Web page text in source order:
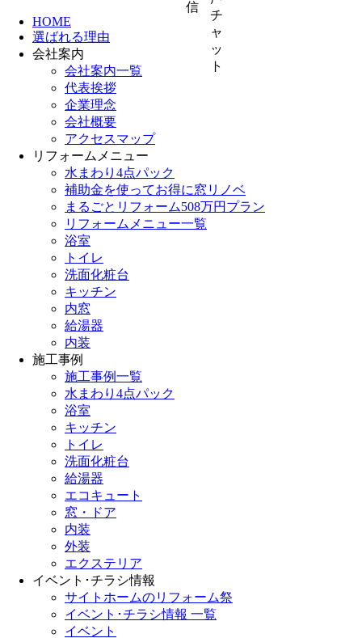
HOME
選ばれる理由
会社案内
会社案内一覧
代表挨拶
企業理念
会社概要
アクセスマップ
リフォームメニュー
水まわり4点パック
補助金を使ってお得に窓リノベ
まるごとリフォーム508万円プラン
リフォームメニュー一覧
浴室
トイレ
洗面化粧台
キッチン
内窓
給湯器
内装
施工事例
施工事例一覧
水まわり4点パック
浴室
キッチン
トイレ
洗面化粧台
給湯器
エコキュート
窓・ドア
内装
外装
エクステリア
イベント･チラシ情報
サイトホームのリフォーム祭
イベント･チラシ情報 一覧
イベント